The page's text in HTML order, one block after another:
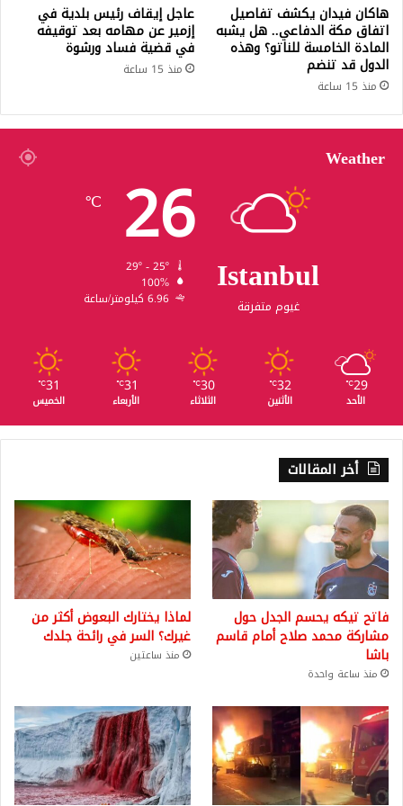
هاكان فيدان يكشف تفاصيل
اتفاق مكة الدفاعي.. هل يشبه
المادة الخامسة للناتو؟ وهذه
الدول قد تنضم
منذ 15 ساعة
عاجل إيقاف رئيس بلدية في
إزمير عن مهامه بعد توقيفه
في قضية فساد ورشوة
منذ 15 ساعة
Weather
Istanbul
غيوم متفرقة
26
℃
100%
6.96 كيلومتر/ساعة
29
℃
الأحد
32
℃
الأثنين
30
℃
الثلاثاء
31
℃
الأربعاء
31
℃
الخميس
أخر المقالات
فاتح تيكه يحسم الجدل حول
مشاركة محمد صلاح أمام قاسم
باشا
منذ ساعة واحدة
لماذا يختارك البعوض أكثر من
غيرك؟ السر في رائحة جلدك
منذ ساعتين